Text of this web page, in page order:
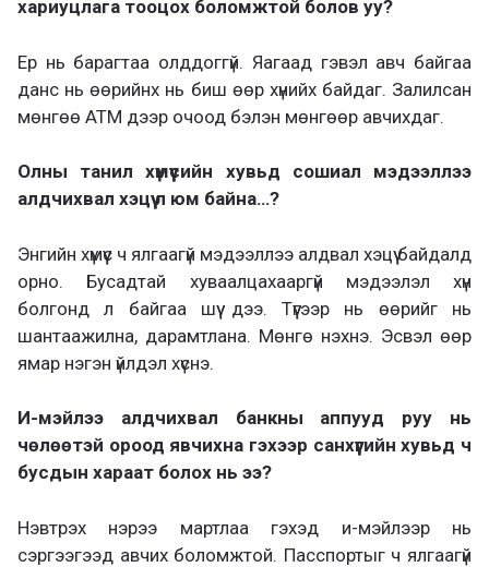
хариуцлага тооцох боломжтой болов уу?
Ер нь барагтаа олддоггүй. Яагаад гэвэл авч байгаа
данс нь өөрийнх нь биш өөр хүнийх байдаг. Залилсан
мөнгөө АТМ дээр очоод бэлэн мөнгөөр авчихдаг.
Олны танил хүмүүсийн хувьд сошиал мэдээллээ
алдчихвал хэцүү л юм байна…?
Энгийн хүмүүс ч ялгаагүй мэдээллээ алдвал хэцүү байдалд
орно. Бусадтай хуваалцахааргүй мэдээлэл хүн
болгонд л байгаа шүү дээ. Түүгээр нь өөрийг нь
шантаажилна, дарамтлана. Мөнгө нэхнэ. Эсвэл өөр
ямар нэгэн үйлдэл хүснэ.
И-мэйлээ алдчихвал банкны аппууд руу нь
чөлөөтэй ороод явчихна гэхээр санхүүгийн хувьд ч
бусдын хараат болох нь ээ?
Нэвтрэх нэрээ мартлаа гэхэд и-мэйлээр нь
сэргээгээд авчих боломжтой. Пасспортыг ч ялгаагүй